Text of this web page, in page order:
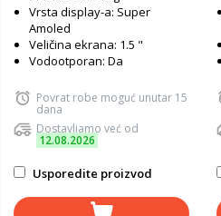
Vrsta display-a: Super
Amoled
Veličina ekrana: 1.5 "
Vodootporan: Da
Povrat robe moguć unutar 15
dana
Dostavljamo već od
12.08.2026
Usporedite proizvod